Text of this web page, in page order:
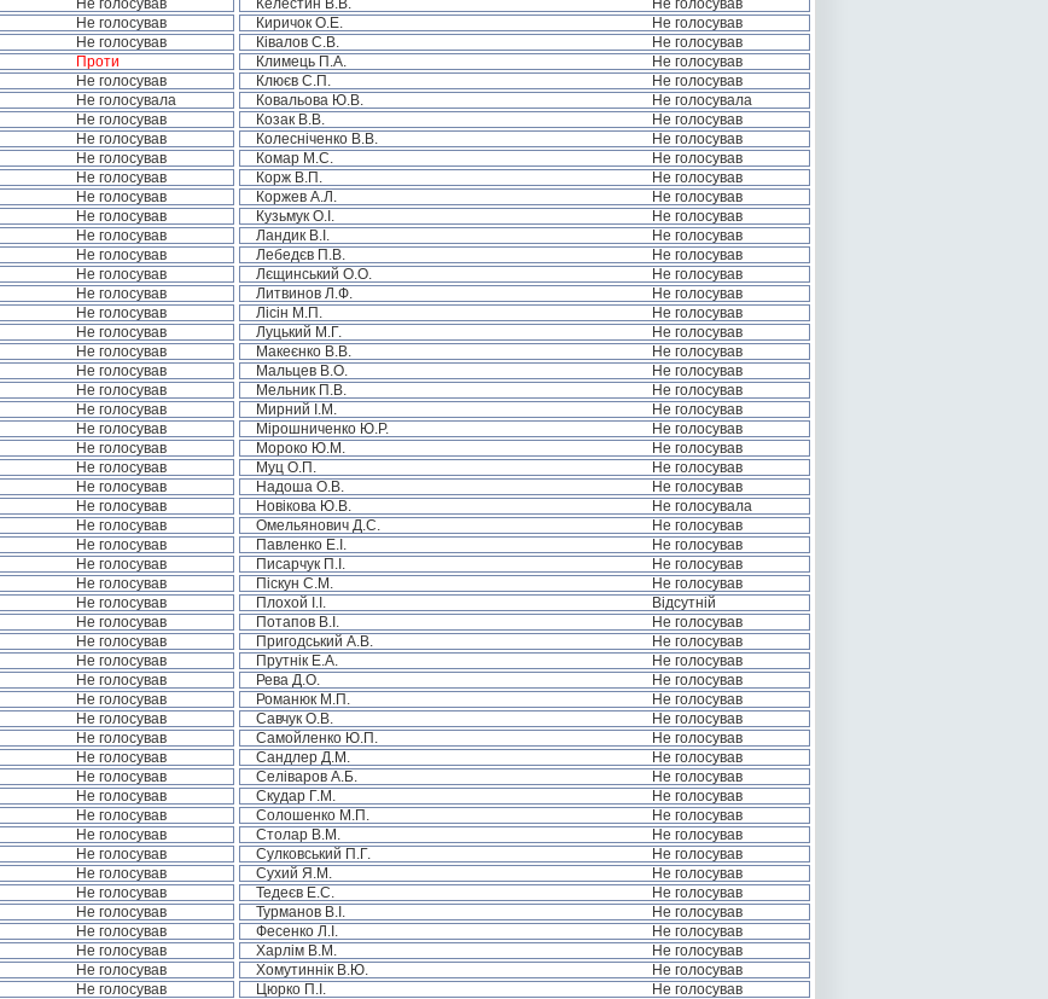
Не голосував Келестин В.В.
Не голосував
Не голосував Киричок О.Е.
Не голосував
Не голосував Ківалов С.В.
Не голосував
Проти Климець П.А.
Не голосував
Не голосував Клюєв С.П.
Не голосував
Не голосувала Ковальова Ю.В.
Не голосувала
Не голосував Козак В.В.
Не голосував
Не голосував Колесніченко В.В.
Не голосував
Не голосував Комар М.С.
Не голосував
Не голосував Корж В.П.
Не голосував
Не голосував Коржев А.Л.
Не голосував
Не голосував Кузьмук О.І.
Не голосував
Не голосував Ландик В.І.
Не голосував
Не голосував Лебедєв П.В.
Не голосував
Не голосував Лєщинський О.О.
Не голосував
Не голосував Литвинов Л.Ф.
Не голосував
Не голосував Лісін М.П.
Не голосував
Не голосував Луцький М.Г.
Не голосував
Не голосував Макеєнко В.В.
Не голосував
Не голосував Мальцев В.О.
Не голосував
Не голосував Мельник П.В.
Не голосував
Не голосував Мирний І.М.
Не голосував
Не голосував Мірошниченко Ю.Р.
Не голосував
Не голосував Мороко Ю.М.
Не голосував
Не голосував Муц О.П.
Не голосував
Не голосував Надоша О.В.
Не голосував
Не голосував Новікова Ю.В.
Не голосувала
Не голосував Омельянович Д.С.
Не голосував
Не голосував Павленко Е.І.
Не голосував
Не голосував Писарчук П.І.
Не голосував
Не голосував Піскун С.М.
Не голосував
Не голосував Плохой І.І.
Відсутній
Не голосував Потапов В.І.
Не голосував
Не голосував Пригодський А.В.
Не голосував
Не голосував Прутнік Е.А.
Не голосував
Не голосував Рева Д.О.
Не голосував
Не голосував Романюк М.П.
Не голосував
Не голосував Савчук О.В.
Не голосував
Не голосував Самойленко Ю.П.
Не голосував
Не голосував Сандлер Д.М.
Не голосував
Не голосував Селіваров А.Б.
Не голосував
Не голосував Скудар Г.М.
Не голосував
Не голосував Солошенко М.П.
Не голосував
Не голосував Столар В.М.
Не голосував
Не голосував Сулковський П.Г.
Не голосував
Не голосував Сухий Я.М.
Не голосував
Не голосував Тедеєв Е.С.
Не голосував
Не голосував Турманов В.І.
Не голосував
Не голосував Фесенко Л.І.
Не голосував
Не голосував Харлім В.М.
Не голосував
Не голосував Хомутиннік В.Ю.
Не голосував
Не голосував Цюрко П.І.
Не голосував